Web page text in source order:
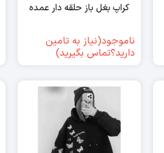
کراپ بغل باز حلقه دار عمده
ناموجود(نیاز به تامین
دارید؟تماس بگیرید)